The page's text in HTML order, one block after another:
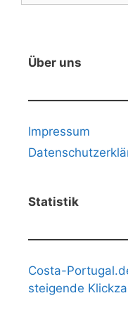
Über uns
Impressum
Statistik
Costa-
steigende